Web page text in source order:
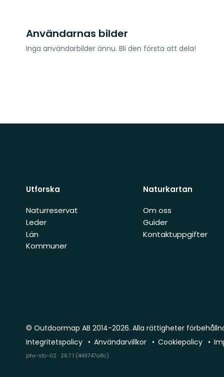
Användarnas bilder
Inga användarbilder ännu. Bli den första att dela!
Utforska
Naturreservat
Leder
Län
Kommuner
Naturkartan
Om oss
Guider
Kontaktuppgifter
© Outdoormap AB 2014-2026. Alla rättigheter
Integritetspolicy
Användarvillkor Cookiepolicy
phx-sto-02 · 26.7.1 (449747a8c)